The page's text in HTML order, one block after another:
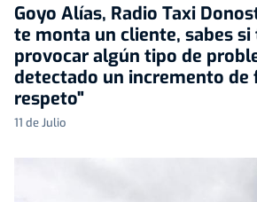
Goyo Alías, Radio Taxi
te monta un cliente, sabes si
provocar algún tipo de
detectado un incremento de
respeto"
11 de Julio